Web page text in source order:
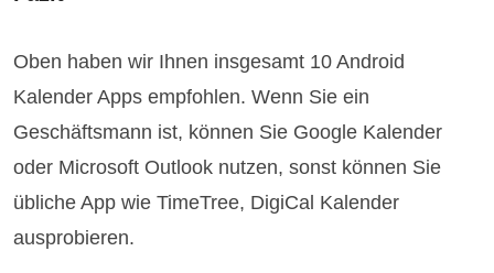
Oben haben wir Ihnen insgesamt 10 Android
Kalender Apps empfohlen. Wenn Sie ein
Geschäftsmann ist, können Sie Google Kalender
oder Microsoft Outlook nutzen, sonst können Sie
übliche App wie TimeTree, DigiCal Kalender
ausprobieren.